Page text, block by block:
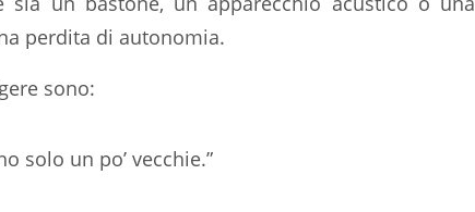
perdita di autonomia.
sono:
solo un po’ vecchie.”